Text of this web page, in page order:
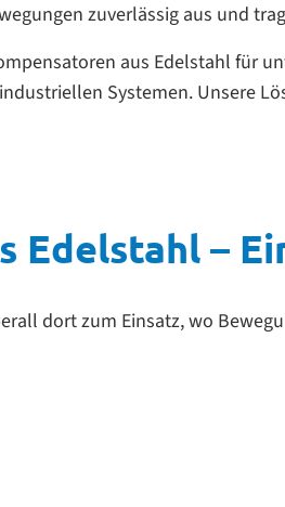
zuverlässig aus und
aus Edelstahl für
Systemen. Unsere
Edelstahl –
dort zum Einsatz, wo